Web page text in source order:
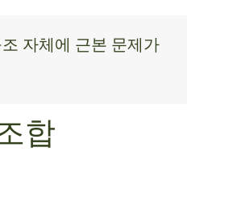
자체에 근본 문제가
합